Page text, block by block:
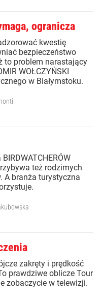
ogranicza
kwestię
bezpieczeństwo
to problem narastający
WOŁCZYŃSKI
w Białymstoku.
też rodzimych
A branża turystyczna
zakręty i prędkość
prawdziwe oblicze Tour
zobaczycie w telewizji.